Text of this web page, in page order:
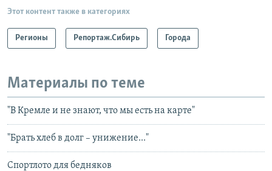
Этот контент также в категориях
Регионы Репортаж.Сибирь Города
Материалы по теме
"В Кремле и не знают, что мы есть на карте"
"Брать хлеб в долг – унижение..."
Спортлото для бедняков